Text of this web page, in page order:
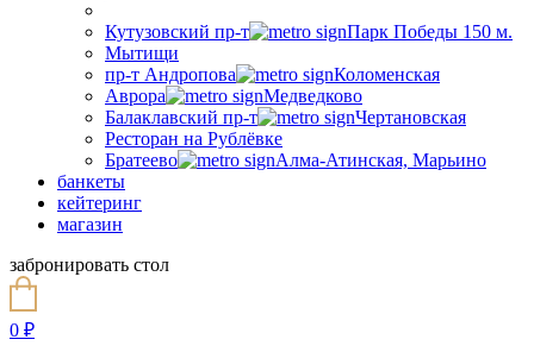
Кутузовский пр-т
Парк Победы 150 м.
Мытищи
пр-т Андропова
Коломенская
Аврора
Медведково
Балаклавский пр-т
Чертановская
Ресторан на Рублёвке
Братеево
Алма-Атинская, Марьино
банкеты
кейтеринг
магазин
забронировать стол
0 ₽